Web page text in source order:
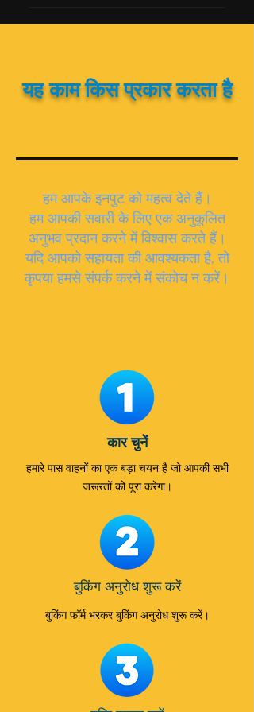
तभी बदलेगी जब बुकिंग की अवधि/समय, चुनी
गई कार आदि में कोई बदलाव होगा।
यह काम किस प्रकार करता है
हम आपके इनपुट को महत्व देते हैं।
हम आपकी सवारी के लिए एक अनुकूलित
अनुभव प्रदान करने में विश्वास करते हैं।
यदि आपको सहायता की आवश्यकता है, तो
कृपया हमसे संपर्क करने में संकोच न करें।
कार चुनें
हमारे पास वाहनों का एक बड़ा चयन है जो आपकी सभी
जरूरतों को पूरा करेगा।
बुकिंग अनुरोध शुरू करें
बुकिंग फॉर्म भरकर बुकिंग अनुरोध शुरू करें।